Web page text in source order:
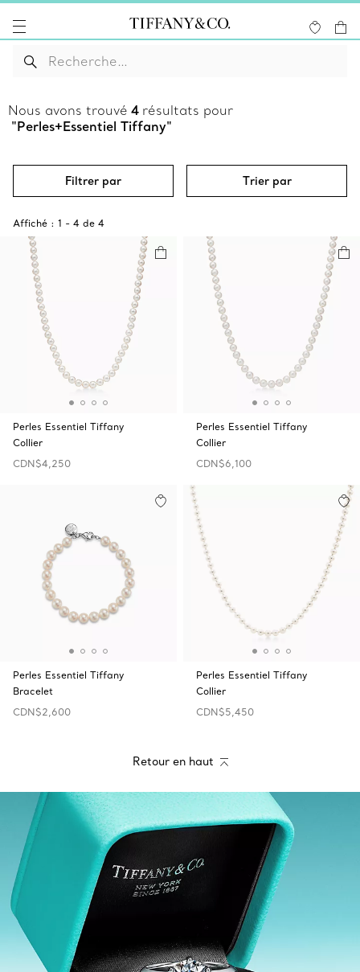
Nous avons trouvé 4 résultats pour
"Perles+Essentiel Tiffany"
Filtrer par Trier par
Affiché : 1 - 4 de 4
Perles Essentiel Tiffany
Collier
CDN$4,250
Perles Essentiel Tiffany
Collier
CDN$6,100
Perles Essentiel Tiffany
Bracelet
CDN$2,600
Perles Essentiel Tiffany
Collier
CDN$5,450
Retour en haut